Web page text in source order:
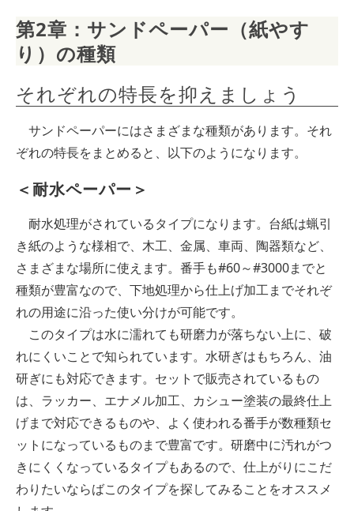
第2章：サンドペーパー（紙やす
り）の種類
それぞれの特長を抑えましょう
サンドペーパーにはさまざまな種類があります。それ
ぞれの特長をまとめると、以下のようになります。
＜耐水ペーパー＞
耐水処理がされているタイプになります。台紙は蝋引
き紙のような様相で、木工、金属、車両、陶器類など、
さまざまな場所に使えます。番手も#60～#3000までと
種類が豊富なので、下地処理から仕上げ加工までそれぞ
れの用途に沿った使い分けが可能です。
このタイプは水に濡れても研磨力が落ちない上に、破
れにくいことで知られています。水研ぎはもちろん、油
研ぎにも対応できます。セットで販売されているもの
は、ラッカー、エナメル加工、カシュー塗装の最終仕上
げまで対応できるものや、よく使われる番手が数種類セ
ットになっているものまで豊富です。研磨中に汚れがつ
きにくくなっているタイプもあるので、仕上がりにこだ
わりたいならばこのタイプを探してみることをオススメ